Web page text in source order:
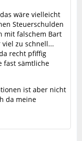
wäre vielleicht
Steuerschulden
mit falschem Bart
zu schnell...
recht pfiffig
fast sämtliche
ist aber nicht
da meine